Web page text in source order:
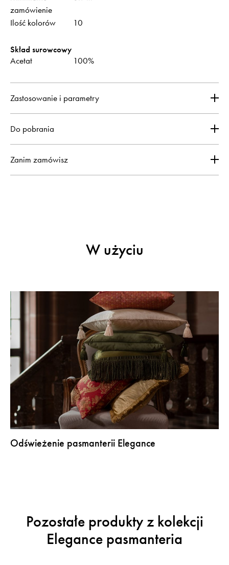
zamówienie
Ilość kolorów 10
Skład surowcowy
Acetat 100%
Zastosowanie i parametry
Do pobrania
Zanim zamówisz
W użyciu
Odświeżenie pasmanterii Elegance
Pozostałe produkty z kolekcji
Elegance pasmanteria